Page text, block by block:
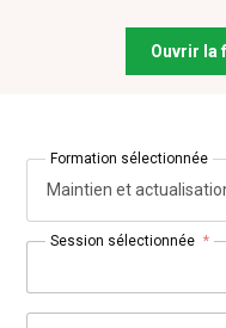
Ouvrir la
Formation sélectionnée
Maintien et
Session sélectionnée *